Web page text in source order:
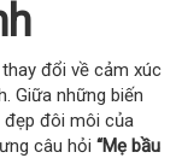
đổi về cảm xúc
Giữa những biến
đôi môi của
câu hỏi “Mẹ bầu